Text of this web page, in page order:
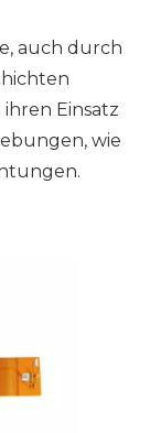
auch durch
Einsatz
wie